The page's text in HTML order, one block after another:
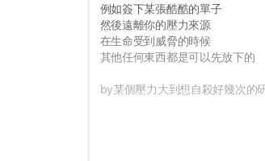
例如簽下某張酷酷的單子
然後遠離你的壓力來源
在生命受到威脅的時候
其他任何東西都是可以先放下的
by某個壓力大到想自殺好幾次的